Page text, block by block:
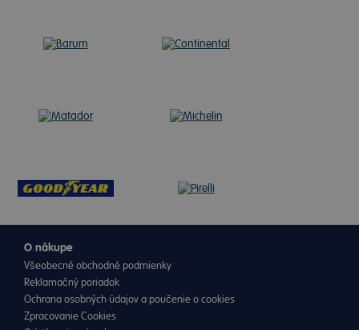
O nákupe
Všeobecné obchodné podmienky
Reklamačný poriadok
Ochrana osobných údajov a poučenie o cookies
Zpracovanie Cookies